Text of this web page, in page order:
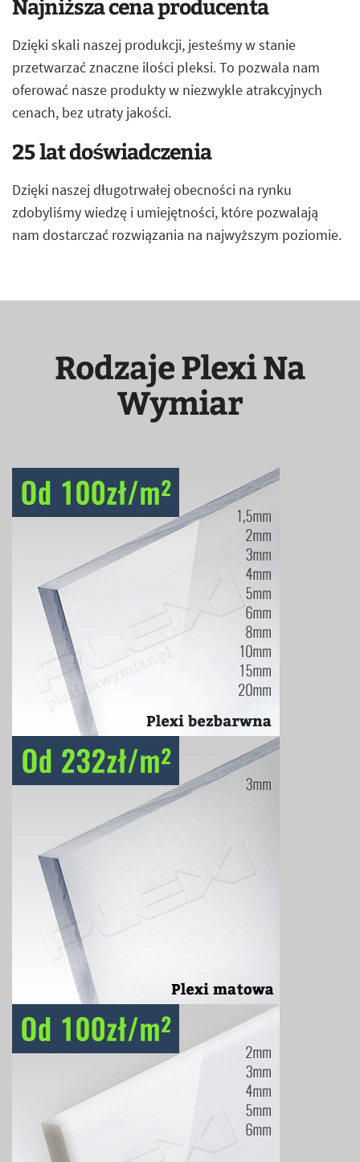
Najniższa cena producenta
Dzięki skali naszej produkcji, jesteśmy w stanie
przetwarzać znaczne ilości pleksi. To pozwala nam
oferować nasze produkty w niezwykle atrakcyjnych
cenach, bez utraty jakości.
25 lat doświadczenia
Dzięki naszej długotrwałej obecności na rynku
zdobyliśmy wiedzę i umiejętności, które pozwalają
nam dostarczać rozwiązania na najwyższym poziomie.
Rodzaje Plexi Na
Wymiar